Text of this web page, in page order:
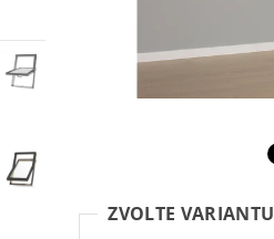
ZVOLTE VARIANTU